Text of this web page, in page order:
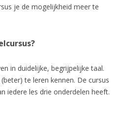
je de mogelijkheid meer te
in duidelijke, begrijpelijke taal.
te leren kennen. De cursus
iedere les drie onderdelen heeft.